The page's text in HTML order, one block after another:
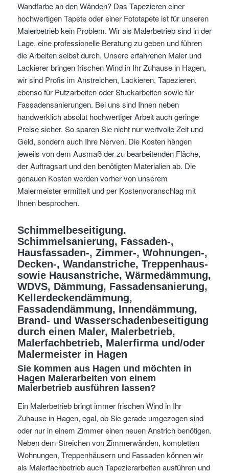
Wandfarbe an den Wänden? Das Tapezieren einer
hochwertigen Tapete oder einer Fototapete ist für unseren
Malerbetrieb kein Problem. Wir als Malerbetrieb sind in der
Lage, eine professionelle Beratung zu geben und führen
die Arbeiten selbst durch. Unsere erfahrenen Maler und
Lackierer bringen frischen Wind in Ihr Zuhause in Hagen,
wir sind Profis im Anstreichen, Lackieren, Tapezieren,
ebenso für Putzarbeiten oder Stuckarbeiten sowie für
Fassadensanierungen. Bei uns sind Ihnen neben
handwerklich absolut hochwertiger Arbeit auch geringe
Preise sicher. So sparen Sie nicht nur wertvolle Zeit und
Geld, sondern auch Ihre Nerven. Die Kosten hängen
jeweils von dem Ausmaß der zu bearbeitenden Fläche,
der Auftragsart und den benötigten Materialien ab. Die
genauen Kosten werden vorher von unserem
Malermeister ermittelt und per Kostenvoranschlag mit
Ihnen besprochen.
Schimmelbeseitigung.
Schimmelsanierung, Fassaden-,
Hausfassaden-, Zimmer-, Wohnungen-,
Decken-, Wandanstriche, Treppenhaus-
sowie Hausanstriche, Wärmedämmung,
WDVS, Dämmung, Fassadensanierung,
Kellerdeckendämmung,
Fassadendämmung, Innendämmung,
Brand- und Wasserschadenbeseitigung
durch einen Maler, Malerbetrieb,
Malerfachbetrieb, Malerfirma und/oder
Malermeister in Hagen
Sie kommen aus Hagen und möchten in
Hagen Malerarbeiten von einem
Malerbetrieb ausführen lassen?
Ein Malerbetrieb bringt immer frischen Wind in Ihr
Zuhause in Hagen, egal, ob Sie gerade umgezogen sind
oder nur in einem Zimmer einen neuen Anstrich benötigen.
Neben dem Streichen von Zimmerwänden, kompletten
Wohnungen, Treppenhäusern und Fassaden können wir
als Malerfachbetrieb auch Tapezierarbeiten ausführen und